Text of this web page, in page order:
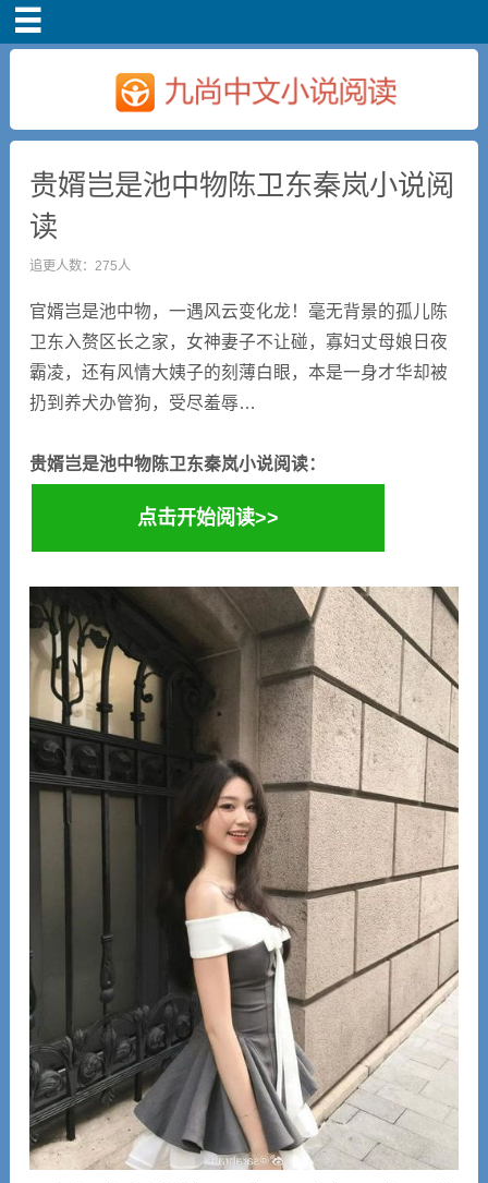
贵婿岂是池中物陈卫东秦岚小说阅
读
追更人数：275人
官婿岂是池中物，一遇风云变化龙！毫无背景的孤儿陈
卫东入赘区长之家，女神妻子不让碰，寡妇丈母娘日夜
霸凌，还有风情大姨子的刻薄白眼，本是一身才华却被
扔到养犬办管狗，受尽羞辱…
贵婿岂是池中物陈卫东秦岚小说阅读：
点击开始阅读>>